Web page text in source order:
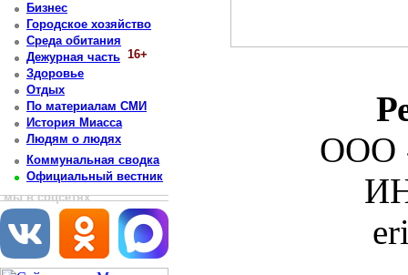
Бизнес
Городское хозяйство
Среда обитания
Дежурная часть 16+
Здоровье
Отдых
По материалам СМИ
История Миасса
Людям о людях
Коммунальная сводка
Официальный вестник
мы в соцсетях
ООО